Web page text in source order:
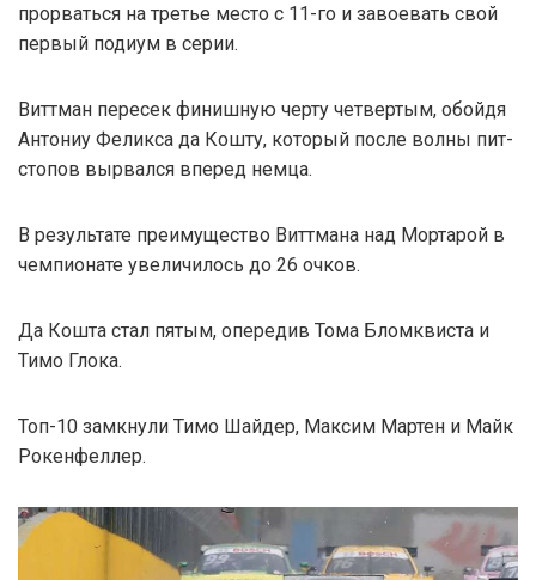
прорваться на третье место с 11-го и завоевать свой
первый подиум в серии.
Виттман пересек финишную черту четвертым, обойдя
Антониу Феликса да Кошту, который после волны пит-
стопов вырвался вперед немца.
В результате преимущество Виттмана над Мортарой в
чемпионате увеличилось до 26 очков.
Да Кошта стал пятым, опередив Тома Бломквиста и
Тимо Глока.
Топ-10 замкнули Тимо Шайдер, Максим Мартен и Майк
Рокенфеллер.